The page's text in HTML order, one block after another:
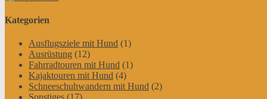
Kategorien
Ausflugsziele mit Hund (1)
Ausrüstung (12)
Fahrradtouren mit Hund (1)
Kajaktouren mit Hund (4)
Schneeschuhwandern mit Hund (2)